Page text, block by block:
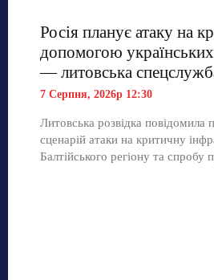
Росія планує атаку на
допомогою українських
— литовська
7 Серпня, 2026р 12:30
Литовська розвідка
сценарій атаки на критичну
Балтійського регіону та спробу